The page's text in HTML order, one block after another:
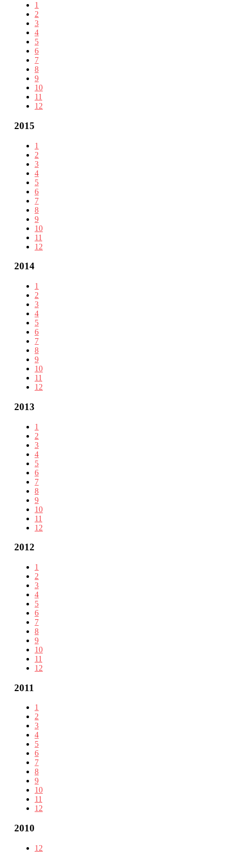
1
2
3
4
5
6
7
8
9
10
11
12
2015
1
2
3
4
5
6
7
8
9
10
11
12
2014
1
2
3
4
5
6
7
8
9
10
11
12
2013
1
2
3
4
5
6
7
8
9
10
11
12
2012
1
2
3
4
5
6
7
8
9
10
11
12
2011
1
2
3
4
5
6
7
8
9
10
11
12
2010
12